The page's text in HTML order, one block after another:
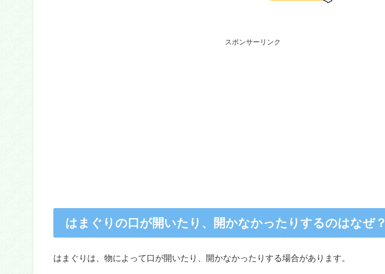
スポンサーリンク
はまぐりの口が開いたり、開かなかったりするのはなぜ？
はまぐりは、物によって口が開いたり、開かなかったりする場合があります。